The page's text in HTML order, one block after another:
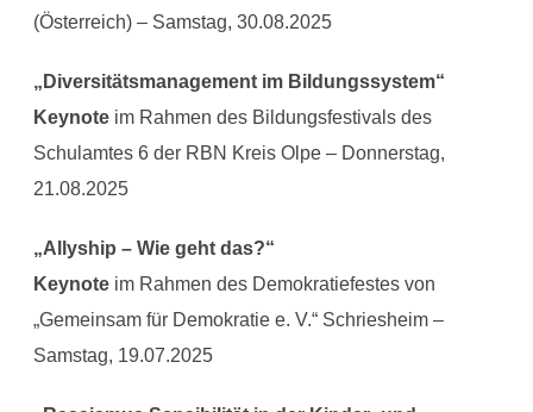
(Österreich) – Samstag, 30.08.2025
„Diversitätsmanagement im Bildungssystem“
Keynoteim Rahmen des Bildungsfestivals des
Schulamtes 6 der RBN Kreis Olpe – Donnerstag,
21.08.2025
„Allyship – Wie geht das?“
Keynoteim Rahmen des Demokratiefestes von
„Gemeinsam für Demokratie e. V.“ Schriesheim –
Samstag, 19.07.2025